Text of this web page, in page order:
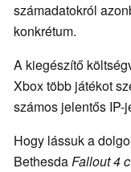
számadatokról
konkrétum.
A kiegészítő
Xbox több játékot
számos jelentős IP-
Hogy lássuk a
BethesdaFallout 4